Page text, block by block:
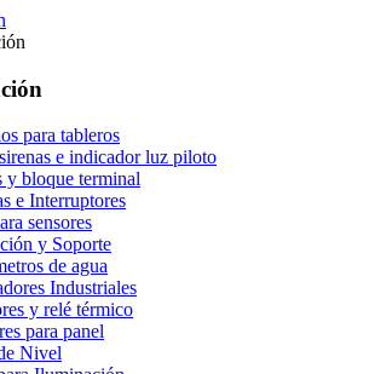
para tableros
e indicador luz piloto
y bloque terminal
e Interruptores
sensores
y Soporte
de agua
Industriales
y relé térmico
para panel
Nivel